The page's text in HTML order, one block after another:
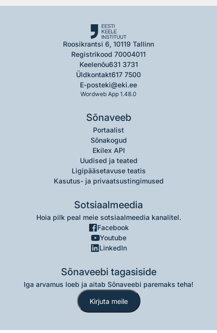
Roosikrantsi 6, 10119 Tallinn
Registrikood 70004011
Keelenõu631 3731
Üldkontakt617 7500
E-posteki@eki.ee
Wordweb App 1.48.0
Sõnaveeb
Portaalist
Sõnakogud
Ekilex API
Uudised ja teated
Ligipääsetavuse teatis
Kasutus- ja privaatsustingimused
Sotsiaalmeedia
Hoia pilk peal meie sotsiaalmeedia kanalitel.
Facebook
Youtube
LinkedIn
Sõnaveebi tagasiside
Iga arvamus loeb ja aitab Sõnaveebi paremaks teha!
Kirjuta meile